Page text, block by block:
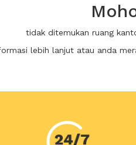
tidak ditemukan ruang
lebih lanjut atau anda